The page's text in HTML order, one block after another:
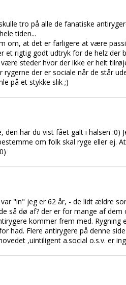
tro på alle de fanatiske
tiden...
om, at det er farligere at være
et rigtig godt udtryk for de helz der
steder hvor der ikke er helt
der er sociale når de står
på et stykke slik ;)
den har du vist fået galt i halsen
om folk skal ryge eller ej.
"in" jeg er 62 år, - de lidt ældre
så dø af? der er for mange af
kommer frem med. Rygning
had. Flere antirygere på denne
,uintiligent a.social o.s.v. er